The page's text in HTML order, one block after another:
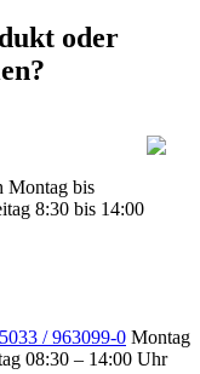
oder
Montag bis
8:30 bis 14:00
/ 963099-0 Montag
08:30 – 14:00 Uhr